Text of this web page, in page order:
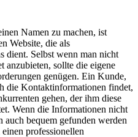
Namen zu machen, ist
Website, die als
dient. Selbst wenn man nicht
anzubieten, sollte die eigene
genügen. Ein Kunde,
die Kontaktinformationen findet,
gehen, der ihm diese
Wenn die Informationen nicht
auch bequem gefunden werden
professionellen